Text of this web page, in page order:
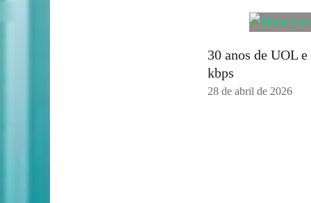
30 anos de UOL
kbps
28 de abril de 2026